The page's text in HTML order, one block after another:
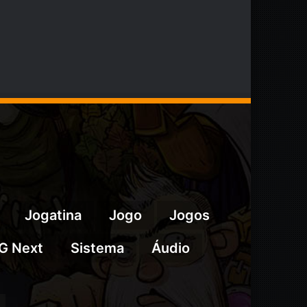
Jogatina Jogo
Jogos
Next Sistema Áudio